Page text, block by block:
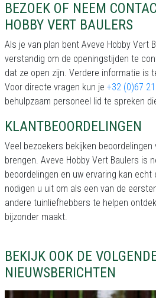
BEZOEK OF NEEM
HOBBY VERT BAULERS
Als je van plan bent Aveve Hobby Vert
verstandig om de openingstijden te
dat ze open zijn. Verdere informatie is
Voor directe vragen kun je +32 (0)67
behulpzaam personeel lid te spreken
KLANTBEOORDELINGEN
Veel bezoekers bekijken
brengen. Aveve Hobby Vert Baulers is
beoordelingen en uw ervaring kan echt
nodigen u uit om als een van de
andere tuinliefhebbers te helpen
bijzonder maakt.
BEKIJK OOK DE
NIEUWSBERICHTEN